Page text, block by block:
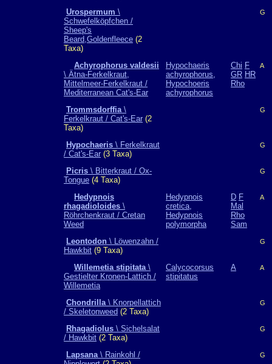
Urospermum \
Schwefelköpfchen /
Sheep's
Beard,Goldenfleece (2
Taxa)
G
Achyrophorus valdesii
\ Ätna-Ferkelkraut,
Mittelmeer-Ferkelkraut /
Mediterranean Cat's-Ear
Hypochaeris
achyrophorus,
Hypochoeris
achyrophorus
Chi F
GR HR
Rho
A
Trommsdorffia\
Ferkelkraut / Cat's-Ear (2
Taxa)
G
Hypochaeris \ Ferkelkraut
/ Cat's-Ear (3 Taxa)
G
Picris \ Bitterkraut / Ox-
Tongue (4 Taxa)
G
Hedypnois
rhagadioloides \
Röhrchenkraut / Cretan
Weed
Hedypnois
cretica,
Hedypnois
polymorpha
D F
Mal
Rho
Sam
A
Leontodon \ Löwenzahn /
Hawkbit (9 Taxa)
G
Willemetia stipitata\
Gestielter Kronen-Lattich /
Willemetia
Calycocorsus
stipitatus
A A
Chondrilla\ Knorpellattich
/ Skeletonweed (2 Taxa)
G
Rhagadiolus \ Sichelsalat
/ Hawkbit (2 Taxa)
G
Lapsana\ Rainkohl /
G